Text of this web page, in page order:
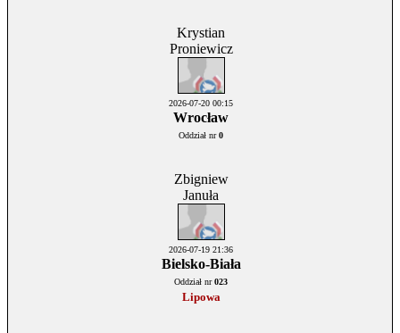
Krystian
Proniewicz
2026-07-20 00:15
Wrocław
Oddział nr0
Zbigniew
Januła
2026-07-19 21:36
Bielsko-Biała
Oddział nr023
Lipowa